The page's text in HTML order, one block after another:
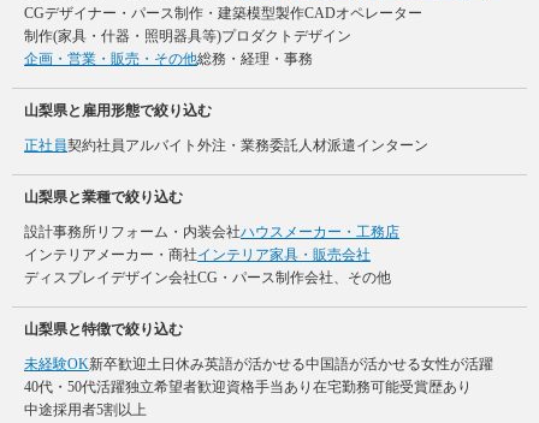
CGデザイナー・パース制作・建築模型製作CADオペレーター
制作(家具・什器・照明器具等)プロダクトデザイン
企画・営業・販売・その他総務・経理・事務
山梨県と雇用形態で絞り込む
正社員契約社員アルバイト 外注・業務委託人材派遣インターン
山梨県と業種で絞り込む
設計事務所リフォーム・内装会社ハウスメーカー・工務店
インテリアメーカー・商社インテリア家具・販売会社
ディスプレイデザイン会社CG・パース制作会社、その他
山梨県と特徴で絞り込む
未経験OK新卒歓迎土日休み英語が活かせる中国語が活かせる女性が活躍
40代・50代活躍独立希望者歓迎資格手当あり 在宅勤務可能受賞歴あり
中途採用者5割以上